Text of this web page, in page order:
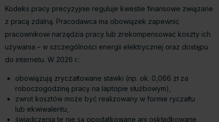
Kodeks pracy precyzyjnie reguluje kwestie finansowe związane
z pracą zdalną. Pracodawca ma obowiązek zapewnić
pracownikowi narzędzia pracy lub zrekompensować koszty ich
używania – w szczególności energii elektrycznej oraz dostępu
do internetu. W 2026 r.:
obowiązują zryczałtowane stawki (np. ok. 0,066 zł za
roboczogodzinę pracy na laptopie służbowym),
zwrot kosztów może być realizowany w formie ryczałtu
lub ekwiwalentu,
świadczenia te nie są opodatkowane ani oskładkowane,